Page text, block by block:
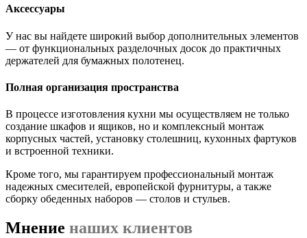
Аксессуары
У нас вы найдете широкий выбор дополнительных элементов
— от функциональных разделочных досок до практичных
держателей для бумажных полотенец.
Полная организация пространства
В процессе изготовления кухни мы осуществляем не только
создание шкафов и ящиков, но и комплексный монтаж
корпусных частей, установку столешниц, кухонных фартуков
и встроенной техники.
Кроме того, мы гарантируем профессиональный монтаж
надежных смесителей, европейской фурнитуры, а также
сборку обеденных наборов — столов и стульев.
Мнение наших клиентов